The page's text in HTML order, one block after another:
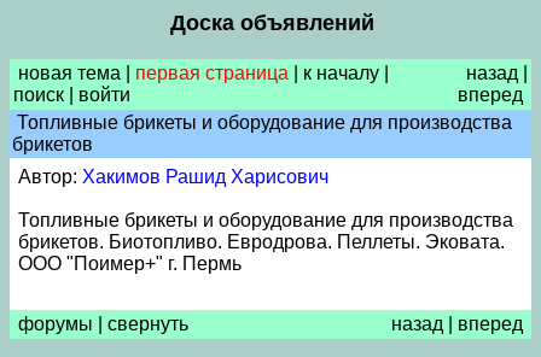
Доска объявлений
новая тема первая страница к началу
поиск
войти
назад
вперед
Топливные брикеты и оборудование для производства
брикетов
Автор: Хакимов Рашид Харисович
Топливные брикеты и оборудование для производства
брикетов. Биотопливо. Евродрова. Пеллеты. Эковата.
ООО "Поимер+" г. Пермь
форумы свернуть назад вперед